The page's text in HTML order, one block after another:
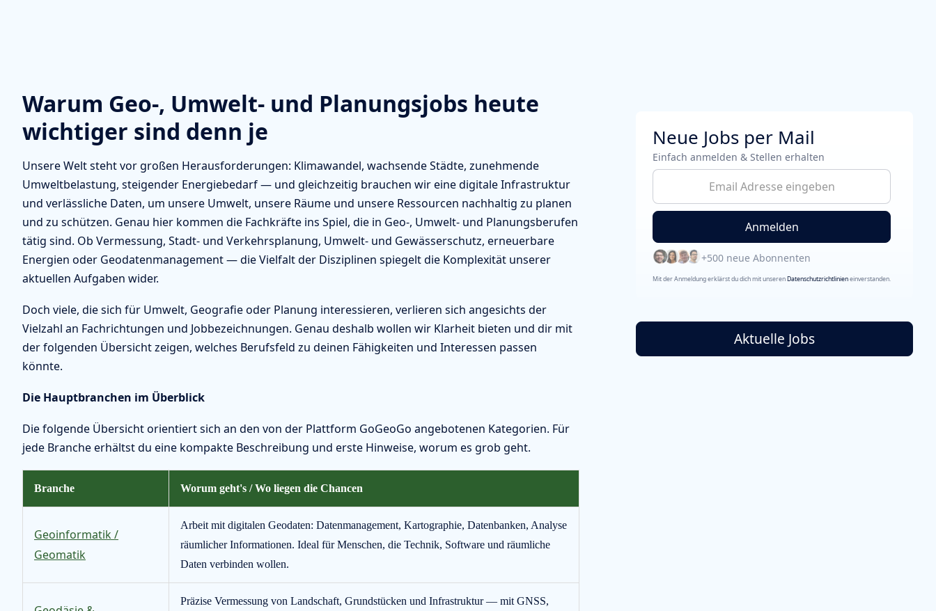
Warum Geo-, Umwelt- und Planungsjobs heute
wichtiger sind denn je
Unsere Welt steht vor großen Herausforderungen: Klimawandel, wachsende Städte, zunehmende
Umweltbelastung, steigender Energiebedarf — und gleichzeitig brauchen wir eine digitale Infrastruktur
und verlässliche Daten, um unsere Umwelt, unsere Räume und unsere Ressourcen nachhaltig zu planen
und zu schützen. Genau hier kommen die Fachkräfte ins Spiel, die in Geo-, Umwelt- und Planungsberufen
tätig sind. Ob Vermessung, Stadt- und Verkehrsplanung, Umwelt- und Gewässerschutz, erneuerbare
Energien oder Geodatenmanagement — die Vielfalt der Disziplinen spiegelt die Komplexität unserer
aktuellen Aufgaben wider.
Doch viele, die sich für Umwelt, Geografie oder Planung interessieren, verlieren sich angesichts der
Vielzahl an Fachrichtungen und Jobbezeichnungen. Genau deshalb wollen wir Klarheit bieten und dir mit
der folgenden Übersicht zeigen, welches Berufsfeld zu deinen Fähigkeiten und Interessen passen
könnte.
Die Hauptbranchen im Überblick
Die folgende Übersicht orientiert sich an den von der Plattform GoGeoGo angebotenen Kategorien. Für
jede Branche erhältst du eine kompakte Beschreibung und erste Hinweise, worum es grob geht.
Branche Worum geht's / Wo liegen die Chancen
Geoinformatik /
Geomatik
Arbeit mit digitalen Geodaten: Datenmanagement, Kartographie, Datenbanken, Analyse
räumlicher Informationen. Ideal für Menschen, die Technik, Software und räumliche
Daten verbinden wollen.
Präzise Vermessung von Landschaft, Grundstücken und Infrastruktur — mit GNSS,
Neue Jobs per Mail
Einfach anmelden & Stellen erhalten
+500 neue Abonnenten
Mit der Anmeldung erklärst du dich mit unserenDatenschutzrichtlinieneinverstanden.
Aktuelle Jobs